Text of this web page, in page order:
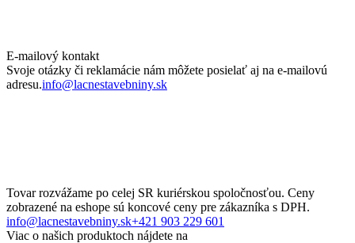
E-mailový kontakt
Svoje otázky či reklamácie nám môžete posielať aj na e-mailovú
adresu.info@lacnestavebniny.sk
Tovar rozvážame po celej SR kuriérskou spoločnosťou. Ceny
zobrazené na eshope sú koncové ceny pre zákazníka s DPH.
info@lacnestavebniny.sk+421 903 229 601
Viac o našich produktoch nájdete na